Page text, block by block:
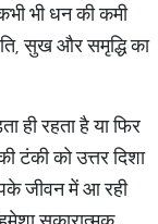
भी धन की कमी
सुख और समृद्धि का
ही रहता है या फिर
टंकी को उत्तर दिशा
जीवन में आ रही